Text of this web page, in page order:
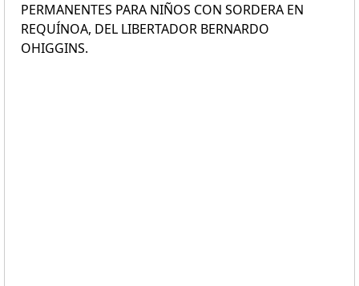
PERMANENTES PARA NIÑOS CON SORDERA EN
REQUÍNOA, DEL LIBERTADOR BERNARDO
OHIGGINS.